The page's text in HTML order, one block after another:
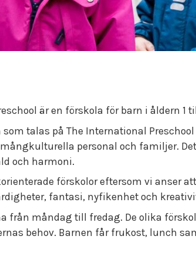
är en förskola för barn i åldern 1
som talas på The International
personal och familjer.
och harmoni.
förskolor eftersom vi anser
fantasi, nyfikenhet och
från måndag till fredag. De olika
behov. Barnen får frukost, lunch